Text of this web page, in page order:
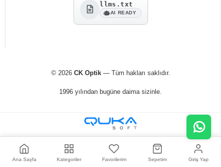
llms.txt
AI READY
© 2026 CK Optik— Tüm hakları saklıdır.
1996 yılından bugüne daima sizinle.
Ana Sayfa Kategoriler Favorilerim Sepetim Giriş Yap